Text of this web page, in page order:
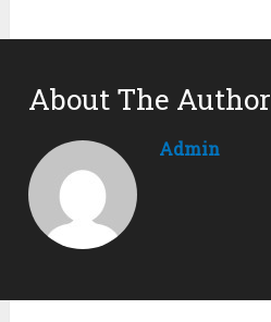
About The Author
Admin